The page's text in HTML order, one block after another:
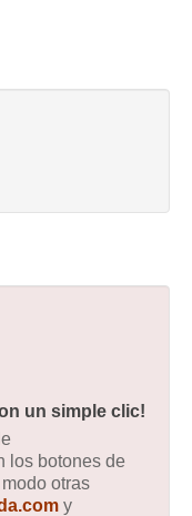
un simple clic!
los botones de
otras
y